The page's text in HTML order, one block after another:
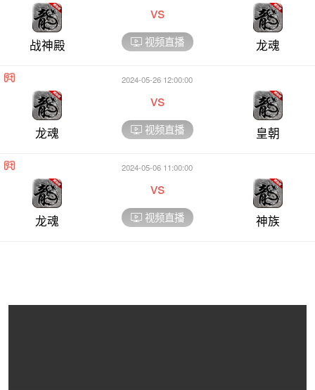
战神殿
vs
视频直播 龙魂
龙魂
2024-05-26 12:00:00
vs
视频直播 皇朝
龙魂
2024-05-06 11:00:00
vs
视频直播 神族